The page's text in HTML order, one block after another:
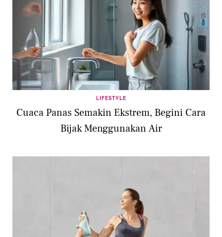
LIFESTYLE
Cuaca Panas Semakin Ekstrem, Begini Cara
Bijak Menggunakan Air